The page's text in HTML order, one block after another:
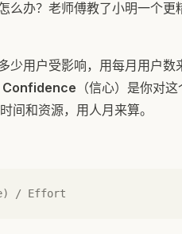
么办？老师傅教了小明一个
少用户受影响，用每月用户数
Confidence （信心）是你对
间和资源，用人月来算。
/ Effort